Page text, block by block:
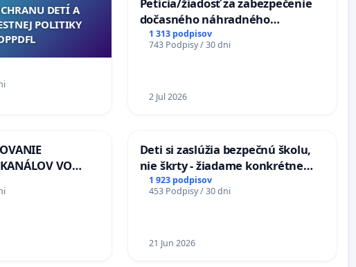
DETÍ A
POLITIKY
dočasného náhradného
premostenia Váhu počas úplnej
uzávery Vážskeho mosta v
1 313 podpisov
743 Podpisy / 30 dni
2 Jul 2026
VO
A POD
kanálov na
Deti si zaslúžia bezpečnú školu,
nie škrty - žiadame konkrétne
opatrenia na zlepšenie situácie v
školstve
1 923 podpisov
453 Podpisy / 30 dni
21 Jun 2026